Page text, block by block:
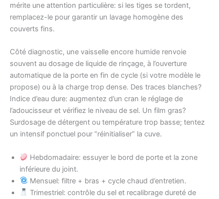
mérite une attention particulière: si les tiges se tordent,
remplacez-le pour garantir un lavage homogène des
couverts fins.
Côté diagnostic, une vaisselle encore humide renvoie
souvent au dosage de liquide de rinçage, à l’ouverture
automatique de la porte en fin de cycle (si votre modèle le
propose) ou à la charge trop dense. Des traces blanches?
Indice d’eau dure: augmentez d’un cran le réglage de
l’adoucisseur et vérifiez le niveau de sel. Un film gras?
Surdosage de détergent ou température trop basse; tentez
un intensif ponctuel pour “réinitialiser” la cuve.
Hebdomadaire: essuyer le bord de porte et la zone
inférieure du joint.
Mensuel: filtre + bras + cycle chaud d’entretien.
Trimestriel: contrôle du sel et recalibrage dureté de